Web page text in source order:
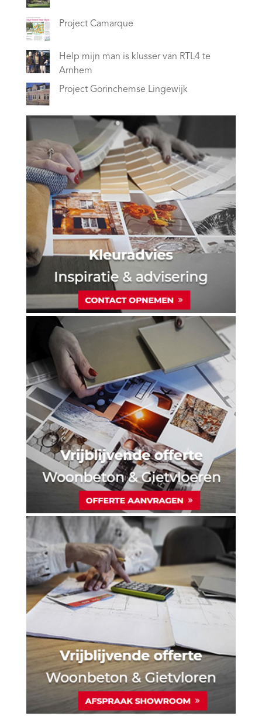
Project Camarque
Help mijn man is klusser van RTL4 te
Arnhem
Project Gorinchemse Lingewijk